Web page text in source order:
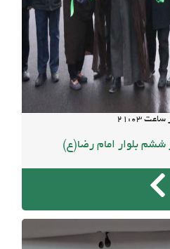
ساعت 21:03
ششم بلوار امام رضا(ع)